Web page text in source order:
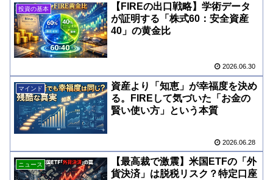
投資の基本
【FIREの出口戦略】学術データ
が証明する「株式60：安全資産
40」の黄金比
2026.06.30
マインド
資産より「知恵」が幸福度を決め
る。FIREして気づいた「お金の
賢い使い方」という本質
2026.06.28
ニュース
【最高裁で激震】米国ETFの「外
貨決済」は脱税リスク？特定口座